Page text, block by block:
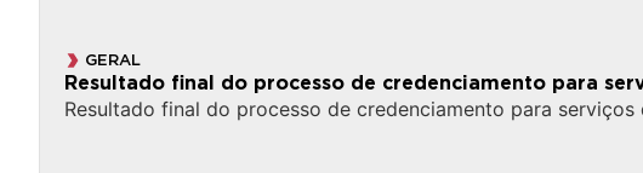
GERAL
Resultado final do processo de credenciamento para
Resultado final do processo de credenciamento para